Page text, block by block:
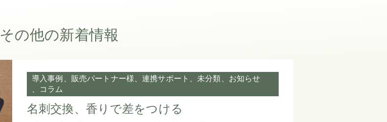
その他の新着情報
導入事例 販売パートナー様 連携サポート 未分類
お知らせ
コラム
名刺交換、香りで差をつける